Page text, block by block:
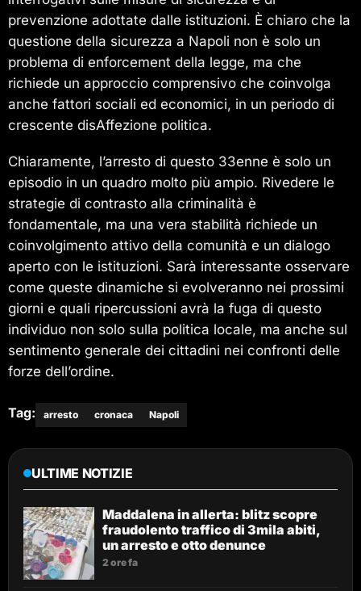
prevenzione adottate dalle istituzioni. È chiaro che la
questione della sicurezza a Napoli non è solo un
problema di enforcement della legge, ma che
richiede un approccio comprensivo che coinvolga
anche fattori sociali ed economici, in un periodo di
crescente disAffezione politica.
Chiaramente, l’arresto di questo 33enne è solo un
episodio in un quadro molto più ampio. Rivedere le
strategie di contrasto alla criminalità è
fondamentale, ma una vera stabilità richiede un
coinvolgimento attivo della comunità e un dialogo
aperto con le istituzioni. Sarà interessante osservare
come queste dinamiche si evolveranno nei prossimi
giorni e quali ripercussioni avrà la fuga di questo
individuo non solo sulla politica locale, ma anche sul
sentimento generale dei cittadini nei confronti delle
forze dell’ordine.
Tag: arresto cronaca Napoli
ULTIME NOTIZIE
Maddalena in allerta: blitz scopre
fraudolento traffico di 3mila abiti,
un arresto e otto denunce
2 ore fa